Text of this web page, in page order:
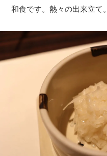
和食です。熱々の出来立て。